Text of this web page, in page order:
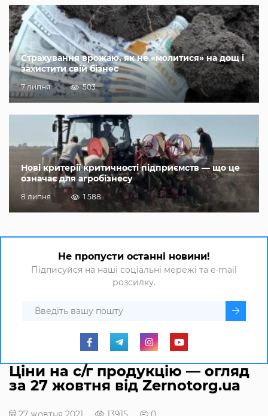
Страхування врожаю, як не «молитися» на дощ і
захистити свій бізнес
7 липня 503
Нові критерії критичності підприємств — що це
означає для агробізнесу
8 липня 1 588
Не пропусти останні новини!
Підписуйся на наші соціальні мережі та e-mail
розсилку.
Ціни на с/г продукцію — огляд
за 27 жовтня від Zernotorg.ua